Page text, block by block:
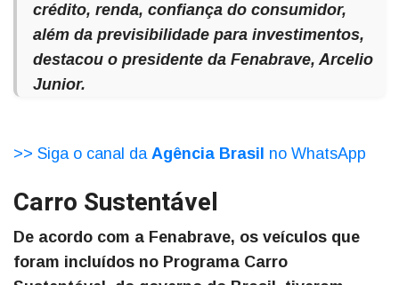
crédito, renda, confiança do consumidor,
além da previsibilidade para investimentos,
destacou o presidente da Fenabrave, Arcelio
Junior.
>> Siga o canal da Agência Brasil no WhatsApp
Carro Sustentável
De acordo com a Fenabrave, os veículos que
foram incluídos no Programa Carro